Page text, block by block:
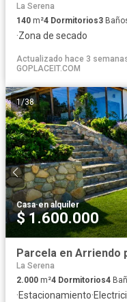
La Serena
140 m²4 Dormitorios3
·Zona de secado
Actualizado hace 3
GOPLACEIT.COM
1/38
Casa·en alquiler
$ 1.600.000
La Serena
2.000 m²4 Dormitorios4
·Estacionamiento·